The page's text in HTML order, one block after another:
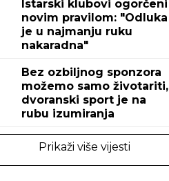
Istarski klubovi ogorčeni
novim pravilom: "Odluka
je u najmanju ruku
nakaradna"
Bez ozbiljnog sponzora
možemo samo životariti,
dvoranski sport je na
rubu izumiranja
Prikaži više vijesti